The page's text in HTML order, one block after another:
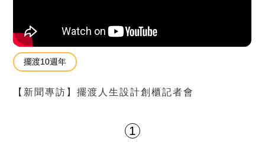
擺渡10週年
【新聞專訪】擺渡人生設計創櫃記者會
1